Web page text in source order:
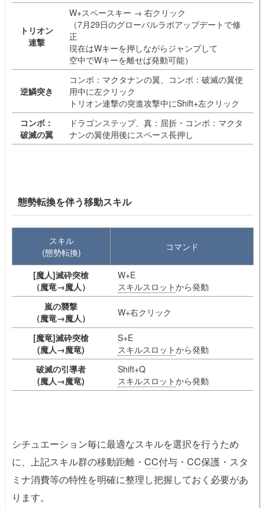
トリオン
連撃
W+スペースキー → 右クリック
（7月29日のグローバルラボアップデートで修
正
現在はWキーを押しながらジャンプして
空中でWキーを離せば発動可能）
逆鱗突き
コンボ：マクタナンの翼、コンボ：破滅の翼使
用中に左クリック
トリオン連撃の突進攻撃中にShift+左クリック
コンボ：
破滅の翼
ドラゴンステップ、真：屈折・コンボ：マクタ
ナンの翼使用後にスペース長押し
態勢転換を伴う移動スキル
スキル
(態勢転換)
コマンド
[魔人]滅砕突槍
（魔竜→魔人）
W+E
スキルスロットから発動
嵐の襲撃
（魔竜→魔人）
W+右クリック
[魔竜]滅砕突槍
(魔人→魔竜)
S+E
スキルスロットから発動
破滅の引導者
(魔人→魔竜)
Shift+Q
スキルスロットから発動
シチュエーション毎に最適なスキルを選択を行うため
に、上記スキル群の移動距離・ CC付与・ CC保護・スタ
ミナ消費等の特性を明確に整理し把握しておく必要があ
ります。